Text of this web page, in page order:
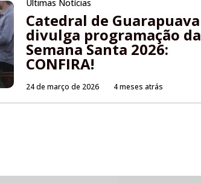
Últimas Notícias
Catedral de Guarapuava
divulga programação da
Semana Santa 2026:
CONFIRA!
24 de março de 2026 4 meses atrás